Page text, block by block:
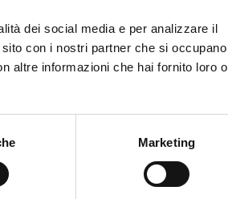
dei social media e per analizzare il
con i nostri partner che si occupano
altre informazioni che hai fornito loro o
Marketing